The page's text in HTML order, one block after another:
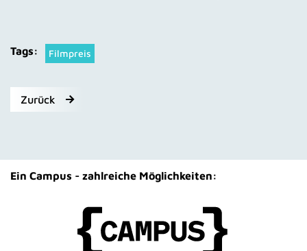
Tags: Filmpreis
Zurück
Ein Campus - zahlreiche Möglichkeiten: